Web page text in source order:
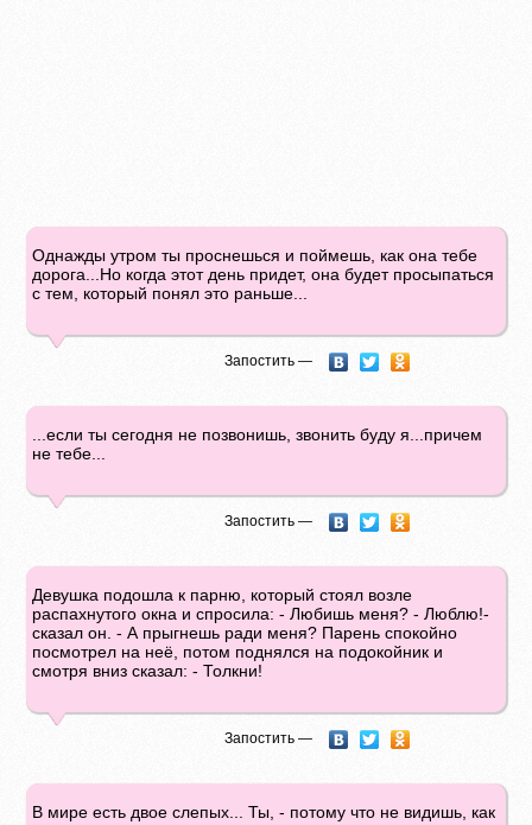
Однажды утром ты проснешься и поймешь, как она тебе
дорога...Но когда этот день придет, она будет просыпаться
с тем, который понял это раньше...
Запостить —
...если ты сегодня не позвонишь, звонить буду я...причем
не тебе...
Запостить —
Девушка подошла к парню, который стоял возле
распахнутого окна и спросила: - Любишь меня? - Люблю!-
сказал он. - А прыгнешь ради меня? Парень спокойно
посмотрел на неё, потом поднялся на подокойник и
смотря вниз сказал: - Толкни!
Запостить —
В мире есть двое слепых... Ты, - потому что не видишь, как